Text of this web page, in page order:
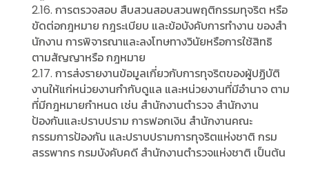
2.16. การตรวจสอบ สืบสวนสอบสวนพฤติกรรมทุจริต หรือ
ขัดต่อกฎหมาย กฎระเบียบ และข้อบังคับการทํางาน ของสํา
นักงาน การพิจารณาและลงโทษทางวินัยหรือการใช้สิทธิ
ตามสัญญาหรือ กฎหมาย
2.17. การส่งรายงานข้อมูลเกี่ยวกับการทุจริตของผู้ปฏิบัติ
งานให้แก่หน่วยงานกํากับดูแล และหน่วยงานที่มีอํานาจ ตาม
ที่มีกฎหมายกําหนด เช่น สํานักงานตํารวจ สํานักงาน
ป้องกันและปราบปราม การฟอกเงิน สํานักงานคณะ
กรรมการป้องกัน และปราบปรามการทุจริตแห่งชาติ กรม
สรรพากร กรมบังคับคดี สํานักงานตํารวจแห่งชาติ เป็นต้น